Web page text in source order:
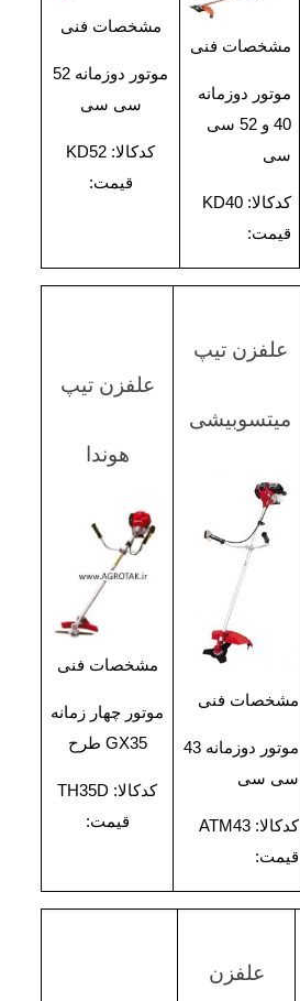
مشخصات فنی
موتور دوزمانه
40 و 52 سی
سی
کدکالا: KD40
قیمت:
مشخصات فنی
موتور دوزمانه 52
سی سی
کدکالا: KD52
قیمت:
علفزن تیپ
میتسوبیشی
مشخصات فنی
موتور دوزمانه 43
سی سی
کدکالا: ATM43
قیمت:
علفزن تیپ
هوندا
مشخصات فنی
موتور چهار زمانه
GX35 طرح
کدکالا: TH35D
قیمت:
علفزن